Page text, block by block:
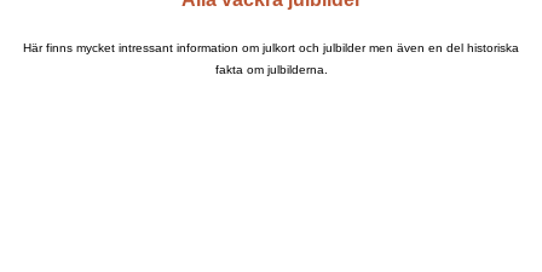
Här finns mycket intressant information om julkort och julbilder men även en del historiska
fakta om julbilderna.